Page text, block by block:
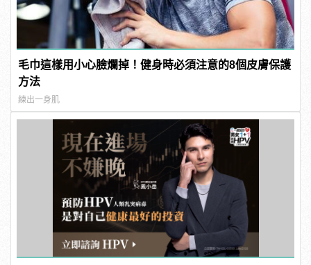
毛巾這樣用小心臉爛掉！健身時必須注意的8個皮膚保護
方法
練出一身肌